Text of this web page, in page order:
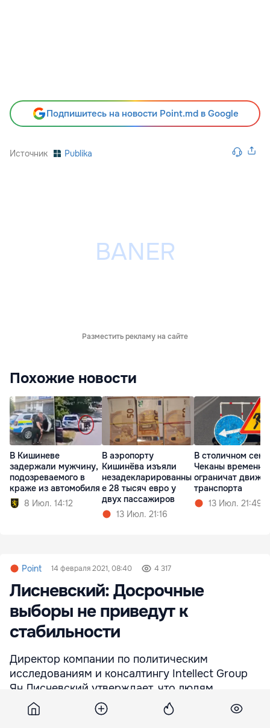
Подпишитесь на новости Point.md в Google
Источник Publika
Разместить рекламу на сайте
Похожие новости
В Кишиневе
задержали мужчину,
подозреваемого в
краже из автомобиля
8 Июл. 14:12
В аэропорту
Кишинёва изъяли
незадекларированны
е 28 тысяч евро у
двух пассажиров
13 Июл. 21:16
В столичном
Чеканы временно
ограничат
транспорта
13 Июл. 21:49
Point 14 февраля 2021, 08:40 4 317
Лисневский: Досрочные
выборы не приведут к
стабильности
Директор компании по политическим
исследованиям и консалтингу Intellect Group
Ян Лисневский утверждает, что людям
необходима стабильность, но досрочные
выборы не принесут им желаемой